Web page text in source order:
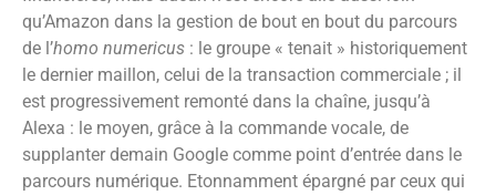
qu’Amazon dans la gestion de bout en bout du parcours
de l’homo numericus : le groupe « tenait » historiquement
le dernier maillon, celui de la transaction commerciale ; il
est progressivement remonté dans la chaîne, jusqu’à
Alexa : le moyen, grâce à la commande vocale, de
supplanter demain Google comme point d’entrée dans le
parcours numérique. Etonnamment épargné par ceux qui